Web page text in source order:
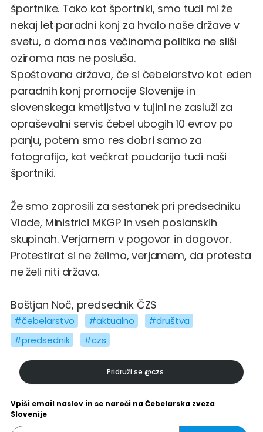
športnike. Tako kot športniki, smo tudi mi že
nekaj let paradni konj za hvalo naše države v
svetu, a doma nas večinoma politika ne sliši
oziroma nas ne posluša.
Spoštovana država, če si čebelarstvo kot eden
paradnih konj promocije Slovenije in
slovenskega kmetijstva v tujini ne zasluži za
opraševalni servis čebel ubogih 10 evrov po
panju, potem smo res dobri samo za
fotografijo, kot večkrat poudarijo tudi naši
športniki.
Že smo zaprosili za sestanek pri predsedniku
Vlade, Ministrici MKGP in vseh poslanskih
skupinah. Verjamem v pogovor in dogovor.
Protestirat si ne želimo, verjamem, da protesta
ne želi niti država.
Boštjan Noč, predsednik ČZS
#čebelarstvo #aktualno
#društva
#predsednik
#czs
Pridruži se @czs
Vpiši email naslov in se naroči na Čebelarska zveza
Slovenije